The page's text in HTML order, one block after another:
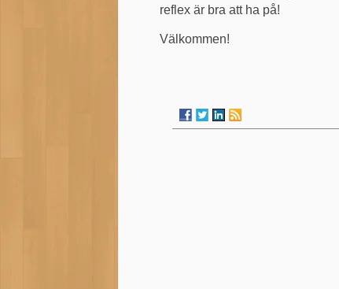
reflex är bra att ha på!
Välkommen!